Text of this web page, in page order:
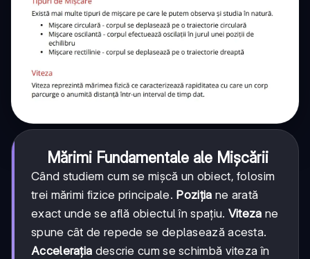
Mărimi Fundamentale ale Mişcării
Când studiem cum se mișcă un obiect, folosim
trei mărimi fizice principale. Poziția ne arată
exact unde se află obiectul în spațiu. Viteza ne
spune cât de repede se deplasează acesta.
Accelerația descrie cum se schimbă viteza în